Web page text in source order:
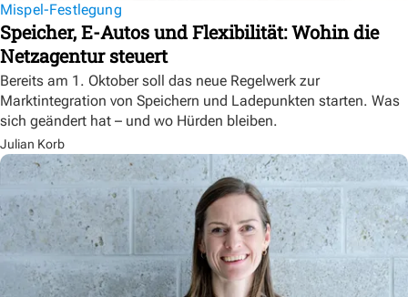
Mispel-Festlegung
Speicher, E-Autos und Flexibilität: Wohin die
Netzagentur steuert
Bereits am 1. Oktober soll das neue Regelwerk zur
Marktintegration von Speichern und Ladepunkten starten. Was
sich geändert hat – und wo Hürden bleiben.
Julian Korb